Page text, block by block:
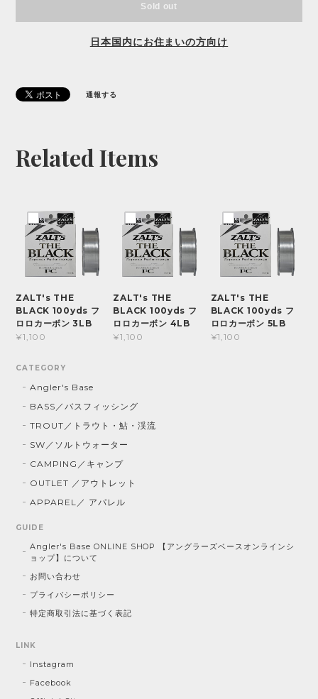
Sold out
日本国内にお住まいの方向け
通報する
Related Items
ZALT's THE
BLACK 100yds フ
ロロカーボン 3LB
¥1,100
ZALT's THE
BLACK 100yds フ
ロロカーボン 4LB
¥1,100
ZALT's THE
BLACK 100yds フ
ロロカーボン 5LB
¥1,100
CATEGORY
Angler's Base
BASS／バスフィッシング
TROUT／トラウト・鮎・渓流
SW／ソルトウォーター
CAMPING／キャンプ
OUTLET ／アウトレット
APPAREL／ アパレル
GUIDE
Angler's Base ONLINE SHOP 【アングラーズベースオンラインシ
ョップ】について
お問い合わせ
プライバシーポリシー
特定商取引法に基づく表記
LINK
Instagram
Facebook